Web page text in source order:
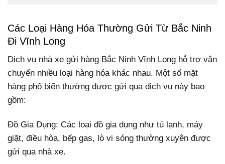
Các Loại Hàng Hóa Thường Gửi Từ Bắc Ninh
Đi Vĩnh Long
Dịch vụ nhà xe gửi hàng Bắc Ninh Vĩnh Long hỗ trợ vận
chuyển nhiều loại hàng hóa khác nhau. Một số mặt
hàng phổ biến thường được gửi qua dịch vụ này bao
gồm:
Đồ Gia Dụng: Các loại đồ gia dụng như tủ lạnh, máy
giặt, điều hòa, bếp gas, lò vi sóng thường xuyên được
gửi qua nhà xe.